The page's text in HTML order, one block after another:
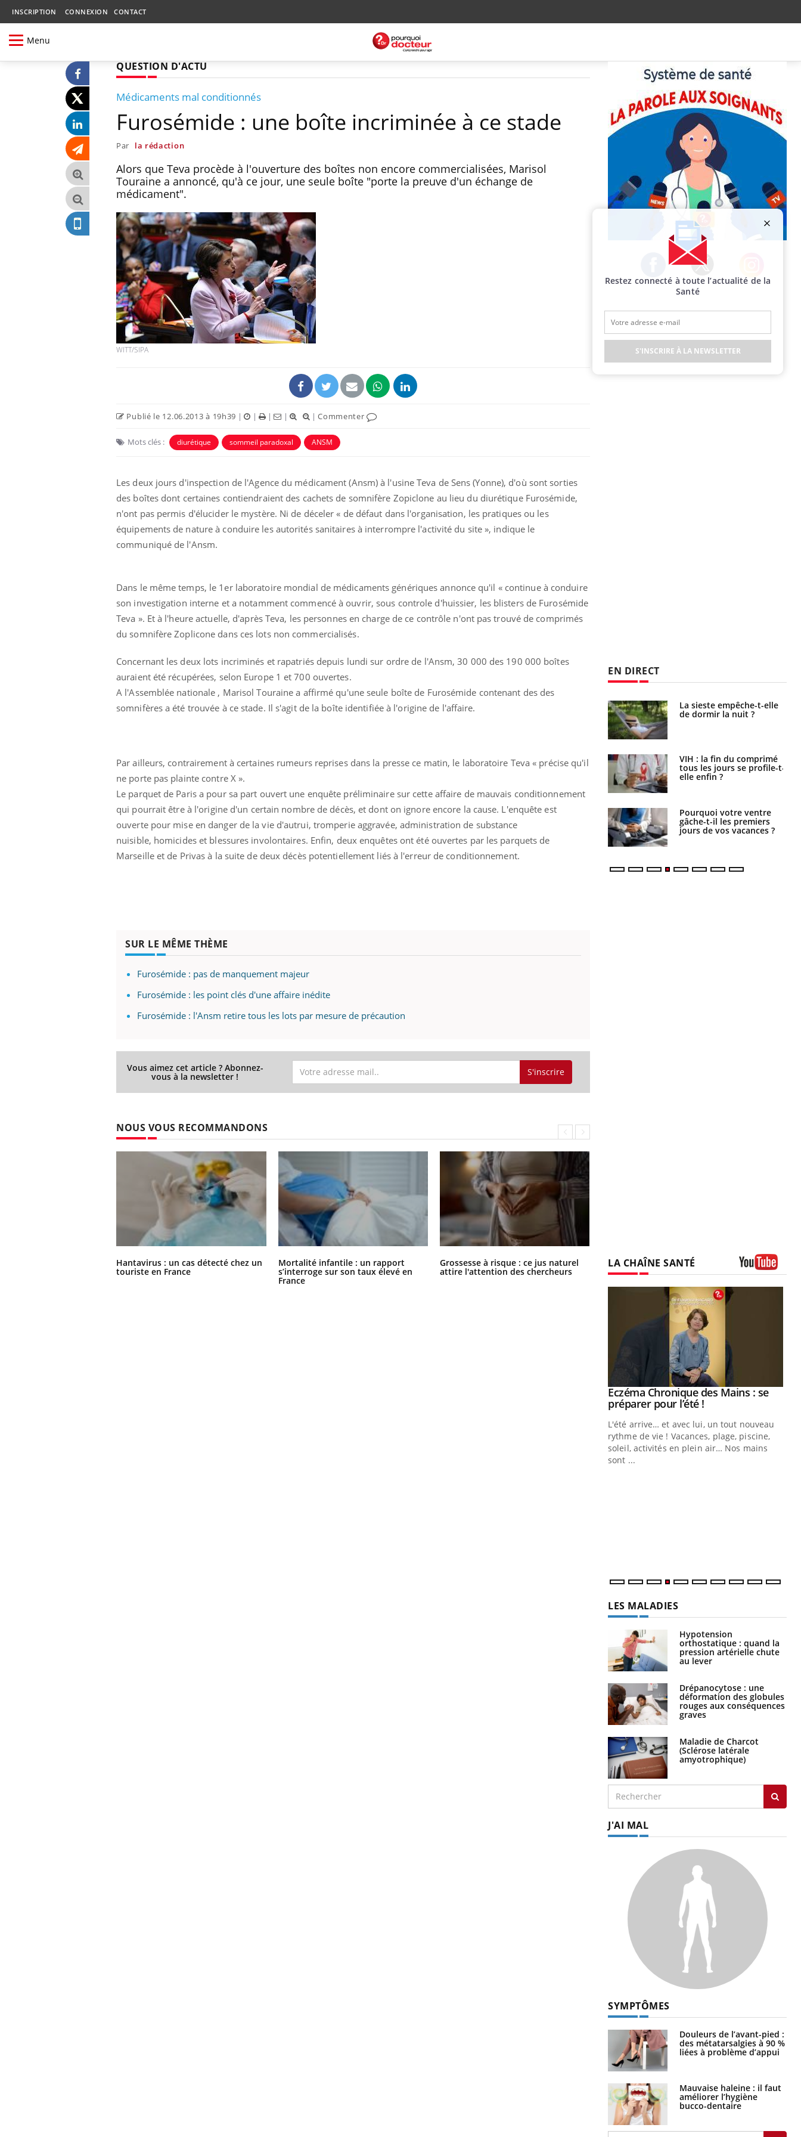
INSCRIPTION CONNEXION CONTACT
Menu
QUESTION D'ACTU
Médicaments mal conditionnés
Furosémide : une boîte incriminée à ce stade
Par la rédaction
Alors que Teva procède à l'ouverture des boîtes non encore commercialisées, Marisol
Touraine a annoncé, qu'à ce jour, une seule boîte "porte la preuve d'un échange de
médicament".
WITT/SIPA
Publié le 12.06.2013 à 19h39 | | | | |Commenter
Mots clés : diurétique sommeil paradoxal ANSM
Les deux jours d'inspection de l'Agence du médicament (Ansm) à l'usine Teva de Sens (Yonne), d'où sont sorties
des boîtes dont certaines contiendraient des cachets de somnifère Zopiclone au lieu du diurétique Furosémide,
n'ont pas permis d'élucider le mystère. Ni de déceler « de défaut dans l'organisation, les pratiques ou les
équipements de nature à conduire les autorités sanitaires à interrompre l'activité du site », indique le
communiqué de l'Ansm.
Dans le même temps, le 1er laboratoire mondial de médicaments génériques annonce qu'il « continue à conduire
son investigation interne et a notamment commencé à ouvrir, sous controle d'huissier, les blisters de Furosémide
Teva ». Et à l'heure actuelle, d'après Teva, les personnes en charge de ce contrôle n'ont pas trouvé de comprimés
du somnifère Zoplicone dans ces lots non commercialisés.
Concernant les deux lots incriminés et rapatriés depuis lundi sur ordre de l'Ansm, 30 000 des 190 000 boîtes
auraient été récupérées, selon Europe 1 et 700 ouvertes.
A l'Assemblée nationale , Marisol Touraine a affirmé qu'une seule boîte de Furosémide contenant des des
somnifères a été trouvée à ce stade. Il s'agit de la boîte identifiée à l'origine de l'affaire.
Par ailleurs, contrairement à certaines rumeurs reprises dans la presse ce matin, le laboratoire Teva « précise qu'il
ne porte pas plainte contre X ».
Le parquet de Paris a pour sa part ouvert une enquête préliminaire sur cette affaire de mauvais conditionnement
qui pourrait être à l'origine d'un certain nombre de décès, et dont on ignore encore la cause. L'enquête est
ouverte pour mise en danger de la vie d'autrui, tromperie aggravée, administration de substance
nuisible, homicides et blessures involontaires. Enfin, deux enquêtes ont été ouvertes par les parquets de
Marseille et de Privas à la suite de deux décès potentiellement liés à l'erreur de conditionnement.
SUR LE MÊME THÈME
Furosémide : pas de manquement majeur
Furosémide : les point clés d'une affaire inédite
Furosémide : l'Ansm retire tous les lots par mesure de précaution
Vous aimez cet article ? Abonnez-
vous à la newsletter ! S'inscrire
NOUS VOUS RECOMMANDONS
Hantavirus : un cas détecté chez un
touriste en France
Mortalité infantile : un rapport
s’interroge sur son taux élevé en
France
Grossesse à risque : ce jus naturel
attire l'attention des chercheurs
Comment oublier les écrans en
vacances ?
Facebook Twitter Instagram
EN DIRECT
Hantavirus : un cas
détecté chez un touriste
Mortalité infantile : un
rapport s’interroge sur
son taux élevé en France
Grossesse à risque : ce jus
naturel attire l'attention
des chercheurs
Comment oublier les
écrans en vacances ?
Toujours connectés :
comment le travail
Cancer colorectal : une
stratégie simple aurait
changé la donne au Pays
basque
Les médicaments GLP-1
protègent-ils aussi les os
Cytomégalovirus : ce qui
change dans la prise en
charge des femmes
enceintes
La sieste empêche-t-elle
de dormir la nuit ?
VIH : la fin du comprimé
tous les jours se profile-t-
elle enfin ?
Pourquoi votre ventre
gâche-t-il les premiers
jours de vos vacances ?
LA CHAÎNE SANTÉ
Youtube
Eczéma Chronique des Mains : se
préparer pour l’été !Youtube
L'été arrive… et avec lui, un tout nouveau
rythme de vie ! Vacances, plage, piscine,
soleil, activités en plein air… Nos mains
sont ...
LES MALADIES
Hypotension
orthostatique : quand la
pression artérielle chute
au lever
Drépanocytose : une
déformation des globules
rouges aux conséquences
graves
Maladie de Charcot
(Sclérose latérale
amyotrophique)
J'AI MAL
SYMPTÔMES
Douleurs de l’avant-pied :
des métatarsalgies à 90 %
liées à problème d’appui
Mauvaise haleine : il faut
améliorer l’hygiène
bucco-dentaire
Restez connecté à toute l’actualité de la
Santé
S'INSCRIRE À LA NEWSLETTER